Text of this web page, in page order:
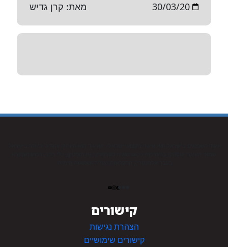
30/03/20 מאת: קרן גדיש
קישורים
הצהרת נגישות
קישורים שימושיים